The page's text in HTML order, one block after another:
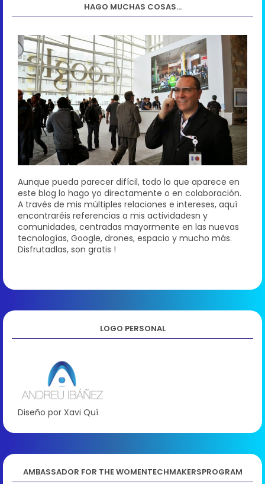
HAGO MUCHAS COSAS...
Aunque pueda parecer difícil, todo lo que aparece en
este blog lo hago yo directamente o en colaboración.
A través de mis múltiples relaciones e intereses, aquí
encontraréis referencias a mis actividadesn y
comunidades, centradas mayormente en las nuevas
tecnologías, Google, drones, espacio y mucho más.
Disfrutadlas, son gratis !
LOGO PERSONAL
Diseño por Xavi Quí
AMBASSADOR FOR THE WOMENTECHMAKERSPROGRAM